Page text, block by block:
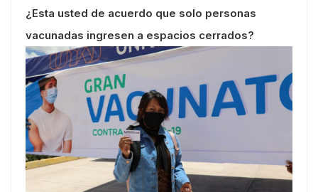
¿Esta usted de acuerdo que solo personas
vacunadas ingresen a espacios cerrados?